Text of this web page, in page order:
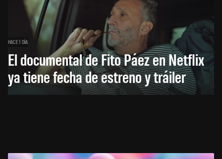
HACE 1 DÍA
El documental de Fito Páez en Netflix
ya tiene fecha de estreno y tráiler